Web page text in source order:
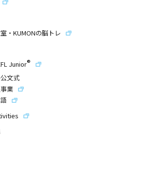
・KUMONの脳トレ
Junior®
文式
業